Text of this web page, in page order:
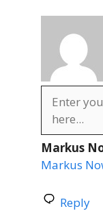
Markus
Markus
Reply